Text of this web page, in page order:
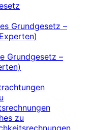
Grundgesetz –
Grundgesetz –
zu